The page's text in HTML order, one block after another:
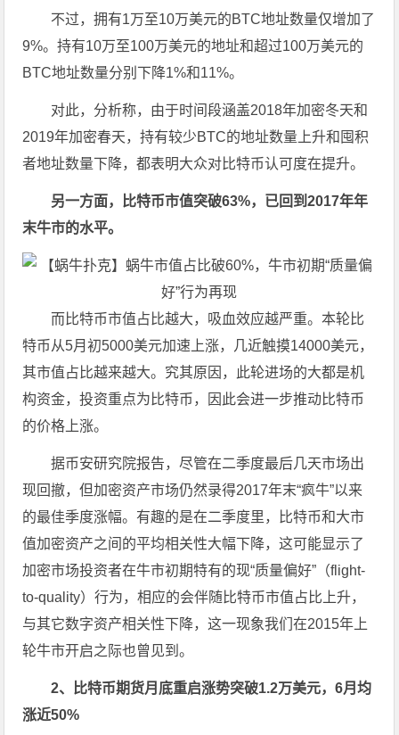
不过，拥有1万至10万美元的BTC地址数量仅增加了
9%。持有10万至100万美元的地址和超过100万美元的
BTC地址数量分别下降1%和11%。
对此，分析称，由于时间段涵盖2018年加密冬天和
2019年加密春天，持有较少BTC的地址数量上升和囤积
者地址数量下降，都表明大众对比特币认可度在提升。
另一方面，比特币市值突破63%，已回到2017年年
末牛市的水平。
而比特币市值占比越大，吸血效应越严重。本轮比
特币从5月初5000美元加速上涨，几近触摸14000美元，
其市值占比越来越大。究其原因，此轮进场的大都是机
构资金，投资重点为比特币，因此会进一步推动比特币
的价格上涨。
据币安研究院报告，尽管在二季度最后几天市场出
现回撤，但加密资产市场仍然录得2017年末“疯牛”以来
的最佳季度涨幅。有趣的是在二季度里，比特币和大市
值加密资产之间的平均相关性大幅下降，这可能显示了
加密市场投资者在牛市初期特有的现“质量偏好”（flight-
to-quality）行为，相应的会伴随比特币市值占比上升，
与其它数字资产相关性下降，这一现象我们在2015年上
轮牛市开启之际也曾见到。
2、比特币期货月底重启涨势突破1.2万美元，6月均
涨近50%